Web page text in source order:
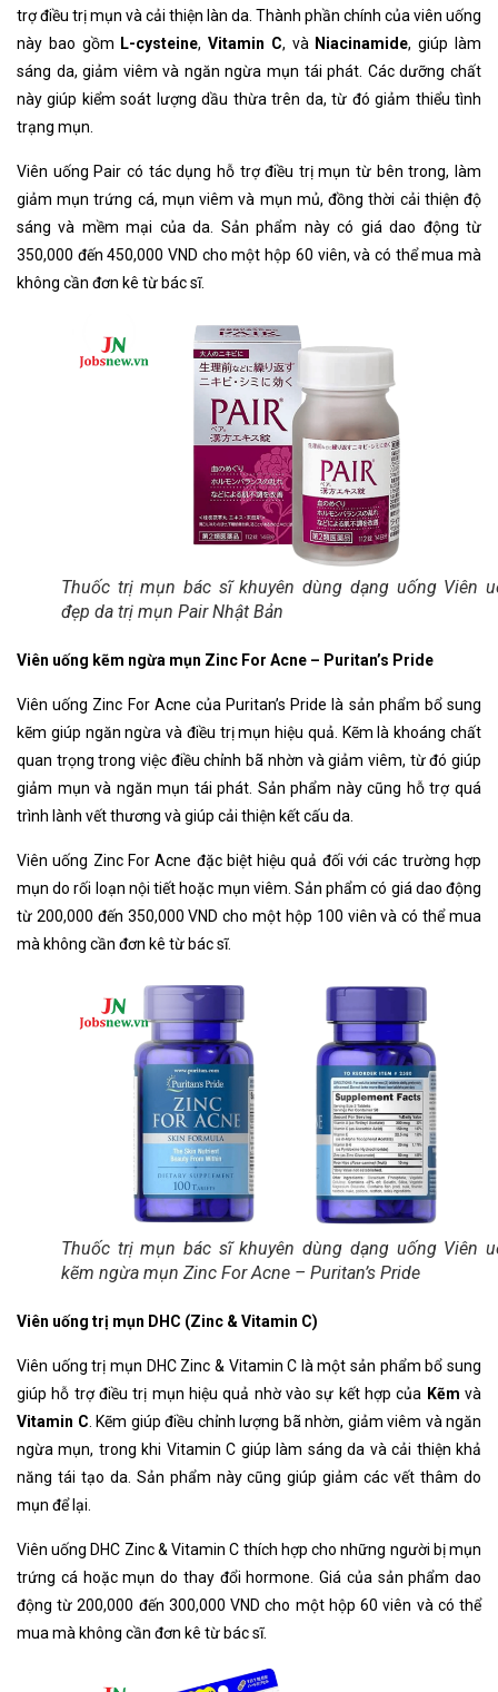
trợ điều trị mụn và cải thiện làn da. Thành phần chính của viên uống
này bao gồm L-cysteine,Vitamin C, và Niacinamide, giúp làm
sáng da, giảm viêm và ngăn ngừa mụn tái phát. Các dưỡng chất
này giúp kiểm soát lượng dầu thừa trên da, từ đó giảm thiểu tình
trạng mụn.
Viên uống Pair có tác dụng hỗ trợ điều trị mụn từ bên trong, làm
giảm mụn trứng cá, mụn viêm và mụn mủ, đồng thời cải thiện độ
sáng và mềm mại của da. Sản phẩm này có giá dao động từ
350,000 đến 450,000 VND cho một hộp 60 viên, và có thể mua mà
không cần đơn kê từ bác sĩ.
Thuốc trị mụn bác sĩ khuyên dùng dạng uống Viên
đẹp da trị mụn Pair Nhật Bản
Viên uống kẽm ngừa mụn Zinc For Acne – Puritan’s Pride
Viên uống Zinc For Acne của Puritan’s Pride là sản phẩm bổ sung
kẽm giúp ngăn ngừa và điều trị mụn hiệu quả. Kẽm là khoáng chất
quan trọng trong việc điều chỉnh bã nhờn và giảm viêm, từ đó giúp
giảm mụn và ngăn mụn tái phát. Sản phẩm này cũng hỗ trợ quá
trình lành vết thương và giúp cải thiện kết cấu da.
Viên uống Zinc For Acne đặc biệt hiệu quả đối với các trường hợp
mụn do rối loạn nội tiết hoặc mụn viêm. Sản phẩm có giá dao động
từ 200,000 đến 350,000 VND cho một hộp 100 viên và có thể mua
mà không cần đơn kê từ bác sĩ.
Thuốc trị mụn bác sĩ khuyên dùng dạng uống Viên
kẽm ngừa mụn Zinc For Acne – Puritan’s Pride
Viên uống trị mụn DHC (Zinc & Vitamin C)
Viên uống trị mụn DHC Zinc & Vitamin C là một sản phẩm bổ sung
giúp hỗ trợ điều trị mụn hiệu quả nhờ vào sự kết hợp của Kẽm và
Vitamin C . Kẽm giúp điều chỉnh lượng bã nhờn, giảm viêm và ngăn
ngừa mụn, trong khi Vitamin C giúp làm sáng da và cải thiện khả
năng tái tạo da. Sản phẩm này cũng giúp giảm các vết thâm do
mụn để lại.
Viên uống DHC Zinc & Vitamin C thích hợp cho những người bị mụn
trứng cá hoặc mụn do thay đổi hormone. Giá của sản phẩm dao
động từ 200,000 đến 300,000 VND cho một hộp 60 viên và có thể
mua mà không cần đơn kê từ bác sĩ.